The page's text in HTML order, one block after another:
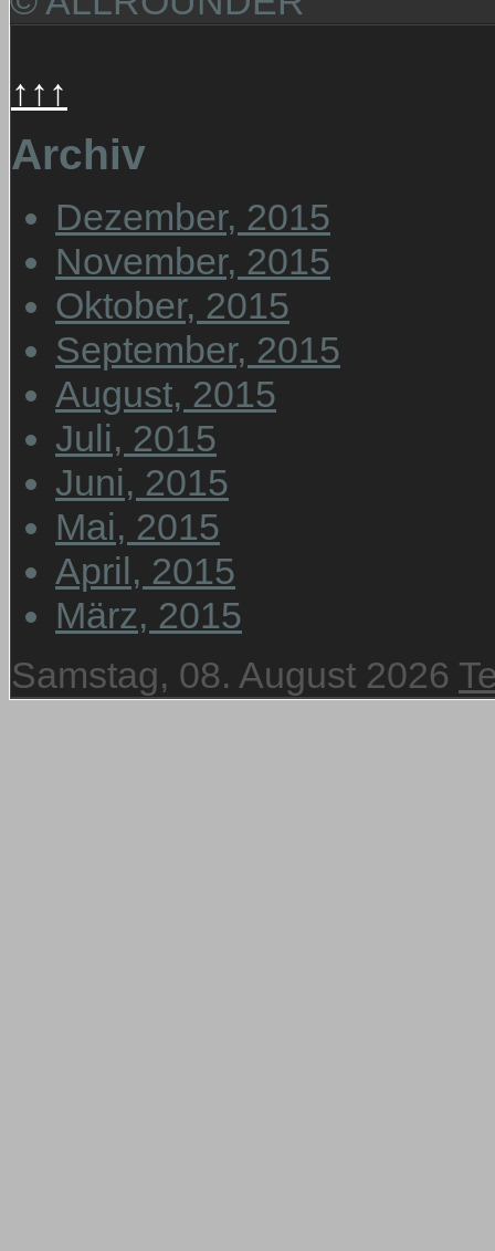
↑↑↑
Archiv
Dezember, 2015
November, 2015
Oktober, 2015
September, 2015
August, 2015
Juli, 2015
Juni, 2015
Mai, 2015
April, 2015
März, 2015
Samstag, 08. August 2026